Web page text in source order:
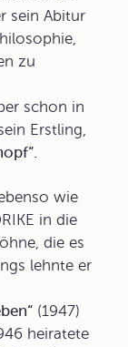
sein Abitur
zu
schon in
Erstling,
wie
in die
die es
lehnte er
(1947)
heiratete